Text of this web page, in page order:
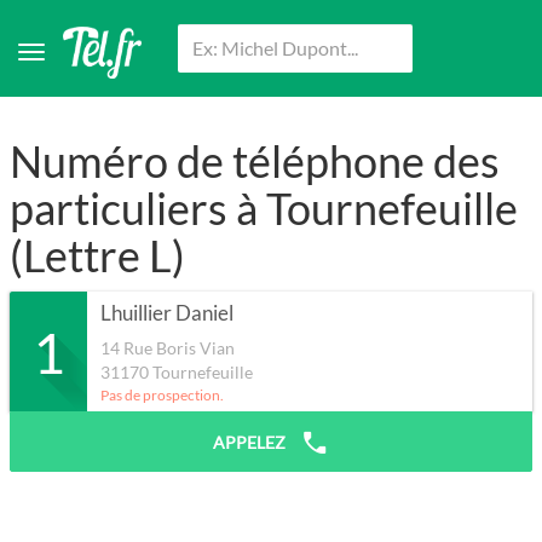
Numéro de téléphone des
particuliers à Tournefeuille
(Lettre L)
1
Lhuillier Daniel
14 Rue Boris Vian
31170Tournefeuille
Pas de prospection.
APPELEZ